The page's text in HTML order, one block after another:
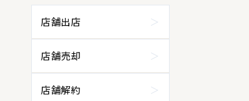
店舗出店
店舗売却
店舗解約